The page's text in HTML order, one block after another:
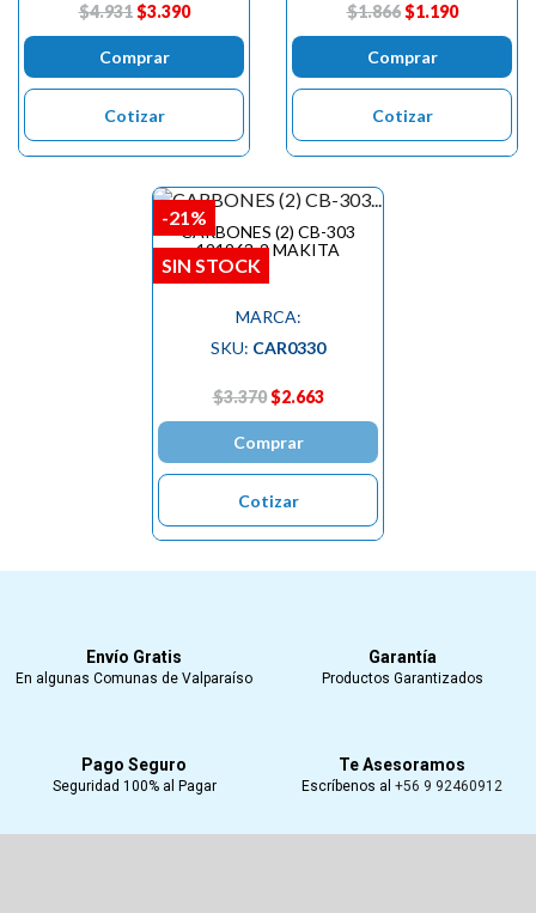
$4.931 $3.390
Comprar
Cotizar
$1.866 $1.190
Comprar
Cotizar
CARBONES (2) CB-303
191963-2 MAKITA
MARCA:
SKU: CAR0330
$3.370 $2.663
Comprar
Cotizar
-21%
SIN STOCK
Envío Gratis
En algunas Comunas de Valparaíso
Garantía
Productos Garantizados
Pago Seguro
Seguridad 100% al Pagar
Te Asesoramos
Escríbenos al +56 9 92460912